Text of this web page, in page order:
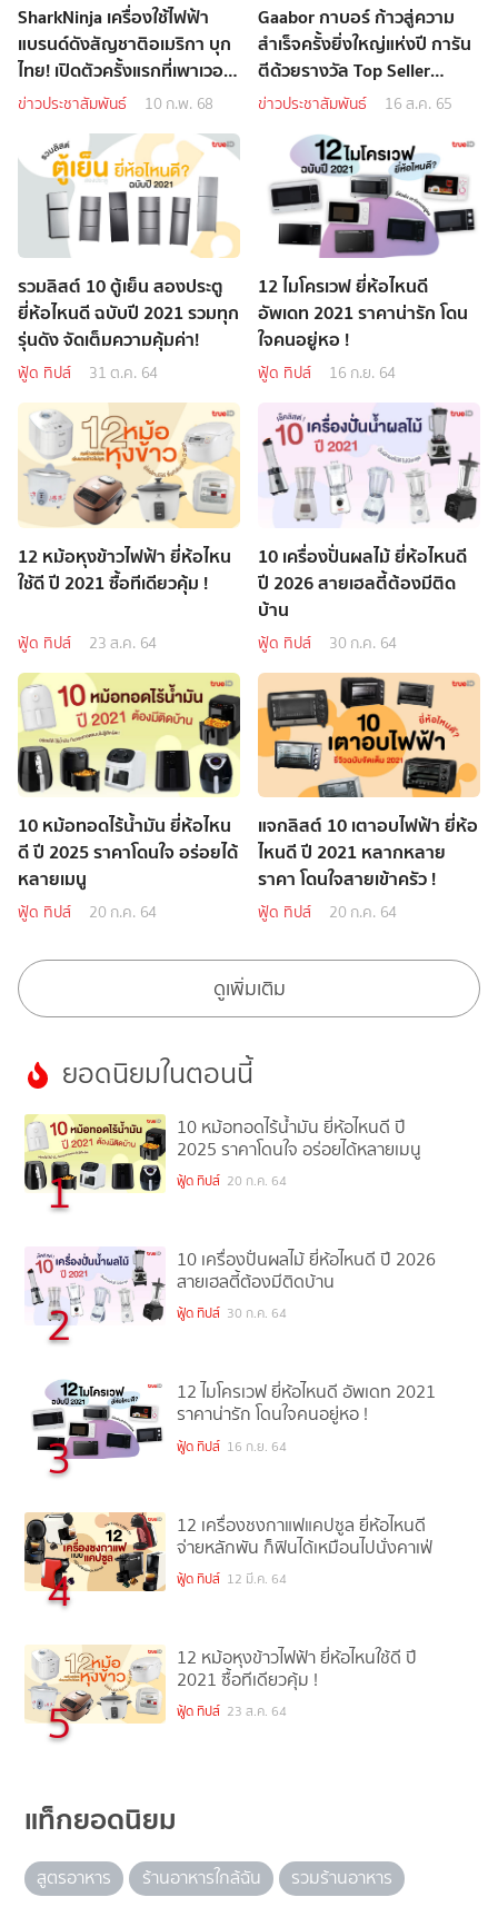
SharkNinja เครื่องใช้ไฟฟ้า
แบรนด์ดังสัญชาติอเมริกา บุก
ไทย! เปิดตัวครั้งแรกที่เพาเวอร์
บาย
ข่าวประชาสัมพันธ์ 10 ก.พ. 68
Gaabor กาบอร์ ก้าวสู่ความ
สำเร็จครั้งยิ่งใหญ่แห่งปี การัน
ตีด้วยรางวัล Top Seller
Growth 2022
ข่าวประชาสัมพันธ์ 16 ส.ค. 65
รวมลิสต์ 10 ตู้เย็น สองประตู
ยี่ห้อไหนดี ฉบับปี 2021 รวมทุก
รุ่นดัง จัดเต็มความคุ้มค่า!
ฟู้ด ทิปส์ 31 ต.ค. 64
12 ไมโครเวฟ ยี่ห้อไหนดี
อัพเดท 2021 ราคาน่ารัก โดน
ใจคนอยู่หอ !
ฟู้ด ทิปส์ 16 ก.ย. 64
12 หม้อหุงข้าวไฟฟ้า ยี่ห้อไหน
ใช้ดี ปี 2021 ซื้อทีเดียวคุ้ม !
ฟู้ด ทิปส์ 23 ส.ค. 64
10 เครื่องปั่นผลไม้ ยี่ห้อไหนดี
ปี 2026 สายเฮลตี้ต้องมีติด
บ้าน
ฟู้ด ทิปส์ 30 ก.ค. 64
10 หม้อทอดไร้น้ำมัน ยี่ห้อไหน
ดี ปี 2025 ราคาโดนใจ อร่อยได้
หลายเมนู
ฟู้ด ทิปส์ 20 ก.ค. 64
แจกลิสต์ 10 เตาอบไฟฟ้า ยี่ห้อ
ไหนดี ปี 2021 หลากหลาย
ราคา โดนใจสายเข้าครัว !
ฟู้ด ทิปส์ 20 ก.ค. 64
ดูเพิ่มเติม
ยอดนิยมในตอนนี้
1
10 หม้อทอดไร้น้ำมัน ยี่ห้อไหนดี ปี
2025 ราคาโดนใจ อร่อยได้หลายเมนู
ฟู้ด ทิปส์ 20 ก.ค. 64
2
10 เครื่องปั่นผลไม้ ยี่ห้อไหนดี ปี 2026
สายเฮลตี้ต้องมีติดบ้าน
ฟู้ด ทิปส์ 30 ก.ค. 64
3
12 ไมโครเวฟ ยี่ห้อไหนดี อัพเดท 2021
ราคาน่ารัก โดนใจคนอยู่หอ !
ฟู้ด ทิปส์ 16 ก.ย. 64
4
12 เครื่องชงกาแฟแคปซูล ยี่ห้อไหนดี
จ่ายหลักพัน ก็ฟินได้เหมือนไปนั่งคาเฟ่
ฟู้ด ทิปส์ 12 มี.ค. 64
5
12 หม้อหุงข้าวไฟฟ้า ยี่ห้อไหนใช้ดี ปี
2021 ซื้อทีเดียวคุ้ม !
ฟู้ด ทิปส์ 23 ส.ค. 64
แท็กยอดนิยม
สูตรอาหาร ร้านอาหารใกล้ฉัน
รวมร้านอาหาร